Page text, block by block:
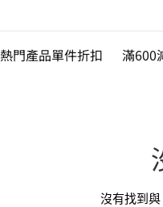
熱門產品單件折扣 滿600
沒有找到與